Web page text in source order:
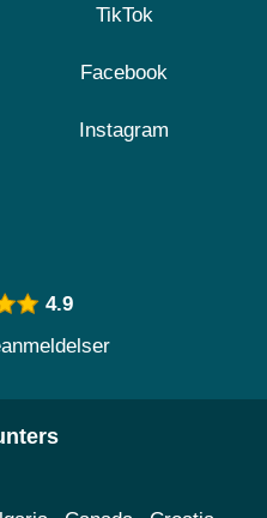
TikTok
Facebook
Instagram
4.9